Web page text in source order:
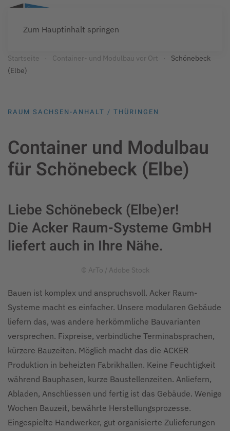
Zum Hauptinhalt springen
Startseite Container- und Modulbau vor Ort
Schönebeck
(Elbe)
RAUM SACHSEN-ANHALT / THÜRINGEN
Container und Modulbau
für Schönebeck (Elbe)
Liebe Schönebeck (Elbe)er!
Die Acker Raum-Systeme GmbH
liefert auch in Ihre Nähe.
© ArTo / Adobe Stock
Bauen ist komplex und anspruchsvoll. Acker Raum-
Systeme macht es einfacher. Unsere modularen Gebäude
liefern das, was andere herkömmliche Bauvarianten
versprechen. Fixpreise, verbindliche Terminabsprachen,
kürzere Bauzeiten. Möglich macht das die ACKER
Produktion in beheizten Fabrikhallen. Keine Feuchtigkeit
während Bauphasen, kurze Baustellenzeiten. Anliefern,
Abladen, Anschliessen und fertig ist das Gebäude. Wenige
Wochen Bauzeit, bewährte Herstellungsprozesse.
Eingespielte Handwerker, gut organisierte Zulieferungen